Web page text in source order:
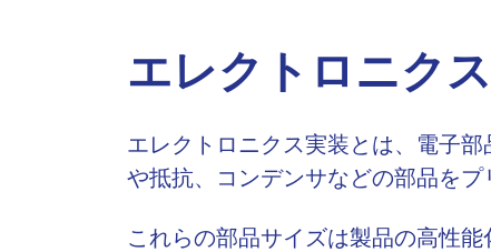
エレクトロニク
エレクトロニクス実装とは、電子
や抵抗、コンデンサなどの部品を
これらの部品サイズは製品の高性